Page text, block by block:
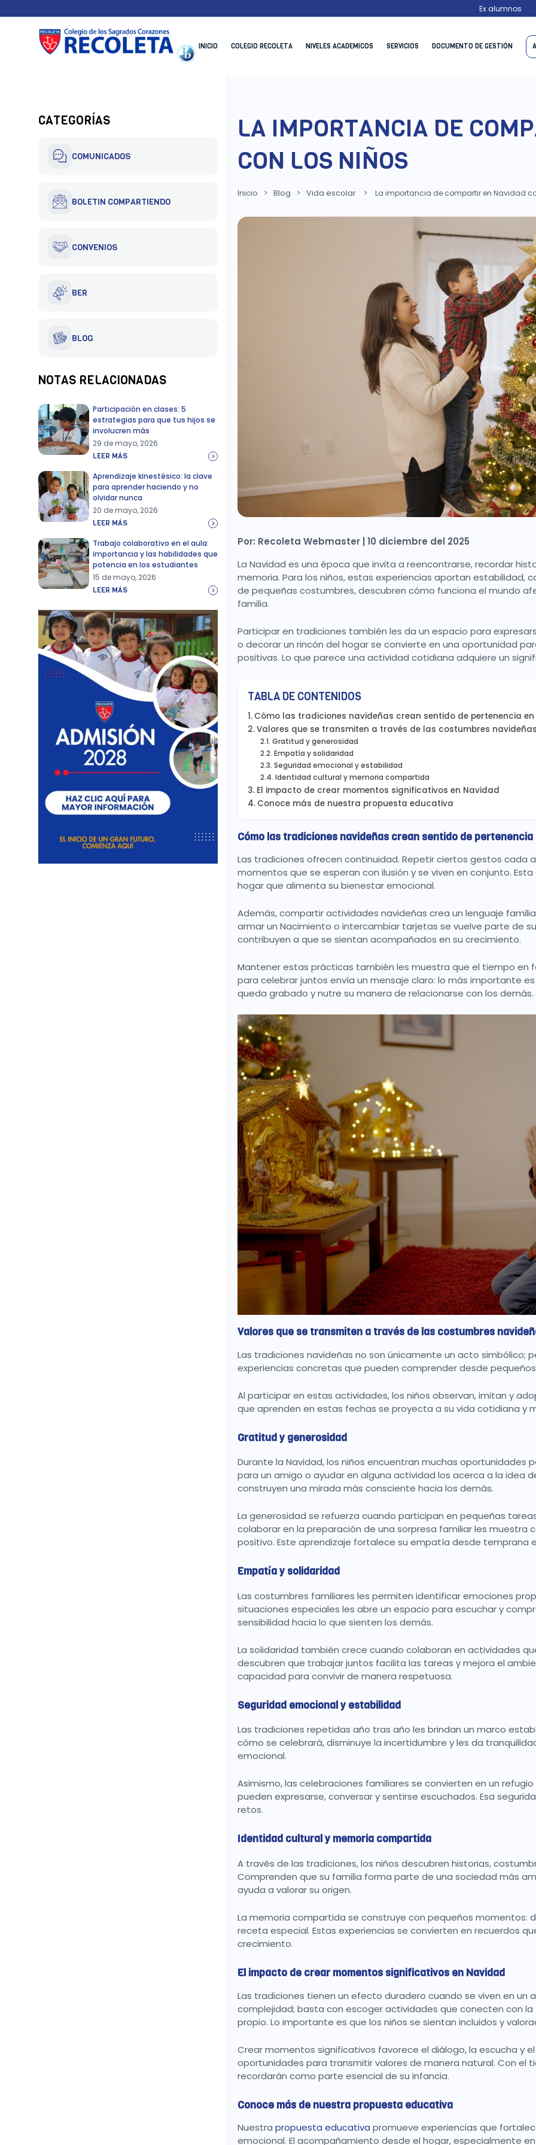
to
Ex alumnos
Recoleta – Blog
INICIO COLEGIO RECOLETA NIVELES ACADEMICOS SERVICIOS DOCUMENTO DE GESTIÓN
CATEGORÍAS
COMUNICADOS
BOLETIN COMPARTIENDO
CONVENIOS
BER
BLOG
NOTAS RELACIONADAS
Participación en clases: 5
estrategias para que tus hijos se
involucren más
29 de mayo, 2026
LEER MÁS
Aprendizaje kinestésico: la clave
para aprender haciendo y no
olvidar nunca
20 de mayo, 2026
LEER MÁS
Trabajo colaborativo en el aula:
importancia y las habilidades que
potencia en los estudiantes
15 de mayo, 2026
LEER MÁS
LA IMPORTANCIA DE
CON LOS NIÑOS
Inicio > Blog > Vida escolar > La importancia de compartir en Navidad
Por: Recoleta Webmaster | 10 diciembre del 2025
La Navidad es una época que invita a reencontrarse, recordar
memoria. Para los niños, estas experiencias aportan estabilidad,
de pequeñas costumbres, descubren cómo funciona el mundo
familia.
Participar en tradiciones también les da un espacio para
o decorar un rincón del hogar se convierte en una oportunidad
positivas. Lo que parece una actividad cotidiana adquiere un
TABLA DE CONTENIDOS
Cómo las tradiciones navideñas crean sentido de pertenencia
Valores que se transmiten a través de las costumbres
Gratitud y generosidad
Empatía y solidaridad
Seguridad emocional y estabilidad
Identidad cultural y memoria compartida
El impacto de crear momentos significativos en Navidad
Conoce más de nuestra propuesta educativa
Cómo las tradiciones navideñas crean sentido de pertenencia
Las tradiciones ofrecen continuidad. Repetir ciertos gestos cada
momentos que se esperan con ilusión y se viven en conjunto.
hogar que alimenta su bienestar emocional.
Además, compartir actividades navideñas crea un lenguaje
armar un Nacimiento o intercambiar tarjetas se vuelve parte de
contribuyen a que se sientan acompañados en su crecimiento.
Mantener estas prácticas también les muestra que el tiempo en
para celebrar juntos envía un mensaje claro: lo más importante
queda grabado y nutre su manera de relacionarse con los demás.
Valores que se transmiten a través de las costumbres
Las tradiciones navideñas no son únicamente un acto simbólico;
experiencias concretas que pueden comprender desde
Al participar en estas actividades, los niños observan, imitan y
que aprenden en estas fechas se proyecta a su vida cotidiana y
Gratitud y generosidad
Durante la Navidad, los niños encuentran muchas oportunidades
para un amigo o ayudar en alguna actividad los acerca a la idea
construyen una mirada más consciente hacia los demás.
La generosidad se refuerza cuando participan en pequeñas
colaborar en la preparación de una sorpresa familiar les
positivo. Este aprendizaje fortalece su empatía desde temprana
Empatía y solidaridad
Las costumbres familiares les permiten identificar emociones
situaciones especiales les abre un espacio para escuchar y
sensibilidad hacia lo que sienten los demás.
La solidaridad también crece cuando colaboran en actividades
descubren que trabajar juntos facilita las tareas y mejora el
capacidad para convivir de manera respetuosa.
Seguridad emocional y estabilidad
Las tradiciones repetidas año tras año les brindan un marco
cómo se celebrará, disminuye la incertidumbre y les da
emocional.
Asimismo, las celebraciones familiares se convierten en un
pueden expresarse, conversar y sentirse escuchados. Esa
retos.
Identidad cultural y memoria compartida
A través de las tradiciones, los niños descubren historias,
Comprenden que su familia forma parte de una sociedad más
ayuda a valorar su origen.
La memoria compartida se construye con pequeños momentos:
receta especial. Estas experiencias se convierten en recuerdos
crecimiento.
El impacto de crear momentos significativos en Navidad
Las tradiciones tienen un efecto duradero cuando se viven en un
complejidad; basta con escoger actividades que conecten con
propio. Lo importante es que los niños se sientan incluidos y
Crear momentos significativos favorece el diálogo, la escucha y
oportunidades para transmitir valores de manera natural. Con el
recordarán como parte esencial de su infancia.
Conoce más de nuestra propuesta educativa
Nuestra propuesta educativa promueve experiencias que
emocional. El acompañamiento desde el hogar, especialmente